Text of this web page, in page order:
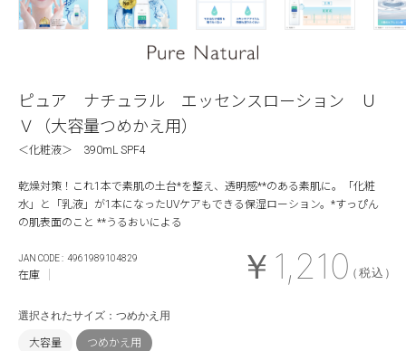
ピュア ナチュラル エッセンスローション Ｕ
Ｖ（大容量つめかえ用）
￥1,210（税込）
4961989104829
在庫
＜化粧液＞ 390mL SPF4
乾燥対策！これ1本で素肌の土台*を整え、透明感**のある素肌に。「化粧
水」と「乳液」が1本になったUVケアもできる保湿ローション。*すっぴん
の肌表面のこと **うるおいによる
大容量 つめかえ用
選択されたサイズ：つめかえ用